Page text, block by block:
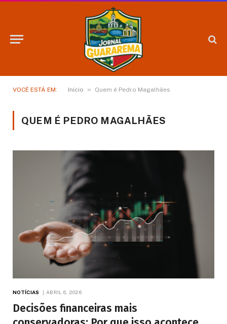
VOCÊ ESTÁ EM: Início » Quem é Pedro Magalhães
QUEM É PEDRO MAGALHÃES
NOTÍCIAS ABRIL 6, 2026
Decisões financeiras mais